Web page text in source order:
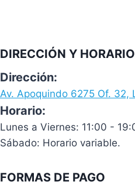
DIRECCIÓN Y HORARIO
Dirección:
Av. Apoquindo 6275 Of. 32,
Horario:
Lunes a Viernes: 11:00 -
Sábado: Horario variable.
FORMAS DE PAGO